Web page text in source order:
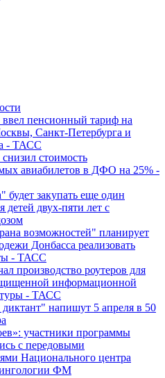
пенсионный тариф на
Санкт-Петербурга и
- ТАСС
стоимость
авиабилетов в ДФО на 25% -
будет закупать еще один
детей двух-пяти лет с
возможностей" планирует
Донбасса реализовать
- ТАСС
производство роутеров для
информационной
- ТАСС
напишут 5 апреля в 50
участники программы
с передовыми
Национального центра
ФМ